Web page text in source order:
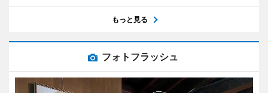
もっと見る
フォトフラッシュ